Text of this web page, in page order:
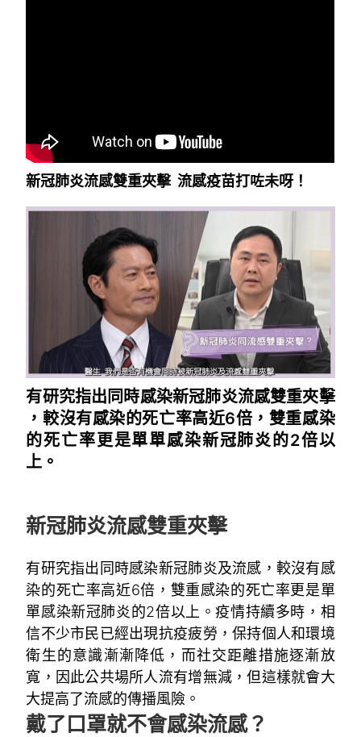
新冠肺炎流感雙重夾擊 流感疫苗打咗未呀！
有研究指出同時感染新冠肺炎流感雙重夾擊
，較沒有感染的死亡率高近6倍，雙重感染
的死亡率更是單單感染新冠肺炎的2倍以
上。
新冠肺炎流感雙重夾擊
有研究指出同時感染新冠肺炎及流感，較沒有感
染的死亡率高近6倍，雙重感染的死亡率更是單
單感染新冠肺炎的2倍以上。疫情持續多時，相
信不少市民已經出現抗疫疲勞，保持個人和環境
衛生的意識漸漸降低，而社交距離措施逐漸放
寬，因此公共場所人流有增無減，但這樣就會大
大提高了流感的傳播風險。
戴了口罩就不會感染流感？